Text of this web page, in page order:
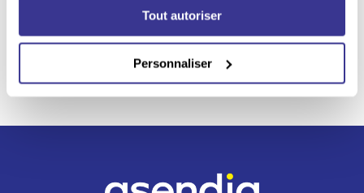
Tout autoriser
Personnaliser
Par la poste sur tout le
territoire belge